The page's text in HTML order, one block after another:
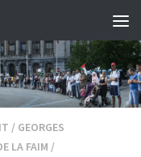
/ GEORGES
LA FAIM /